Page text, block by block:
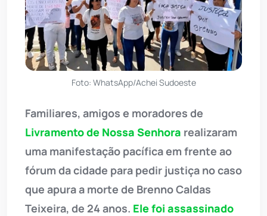
Foto: WhatsApp/Achei Sudoeste
Familiares, amigos e moradores de
Livramento de Nossa Senhora realizaram
uma manifestação pacífica em frente ao
fórum da cidade para pedir justiça no caso
que apura a morte de Brenno Caldas
Teixeira, de 24 anos. Ele foi assassinado